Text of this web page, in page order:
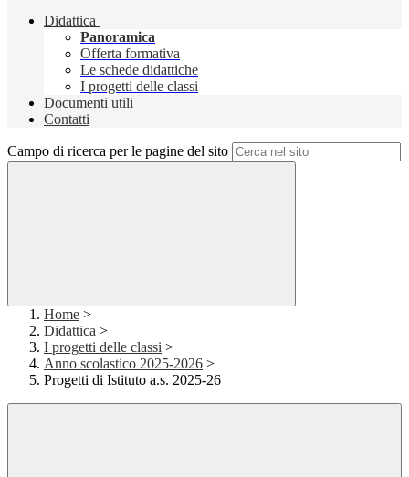
Didattica
Panoramica
Offerta formativa
Le schede didattiche
I progetti delle classi
Documenti utili
Contatti
Campo di ricerca per le pagine del sito
Home >
Didattica >
I progetti delle classi >
Anno scolastico 2025-2026 >
Progetti di Istituto a.s. 2025-26